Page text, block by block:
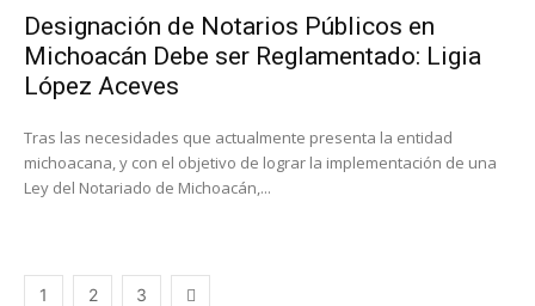
Designación de Notarios Públicos en
Michoacán Debe ser Reglamentado: Ligia
López Aceves
Tras las necesidades que actualmente presenta la entidad
michoacana, y con el objetivo de lograr la implementación de una
Ley del Notariado de Michoacán,...
1 2 3